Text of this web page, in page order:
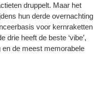
druppelt. Maar het
hun derde overnachting
voor kernraketten
drie heeft de beste ‘vibe’,
de meest memorabele